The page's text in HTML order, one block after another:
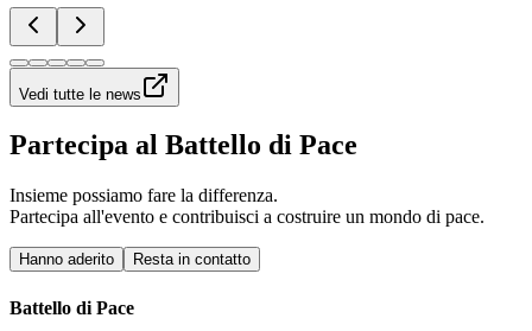
Vedi tutte le news
Partecipa al Battello di Pace
Insieme possiamo fare la differenza.
Partecipa all'evento e contribuisci a costruire un mondo di pace.
Hanno aderito Resta in contatto
Battello di Pace